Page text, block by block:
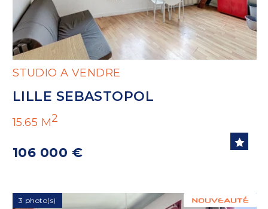
106 000 €
STUDIO A VENDRE
LILLE SEBASTOPOL
15.65 M2
3 photo(s)